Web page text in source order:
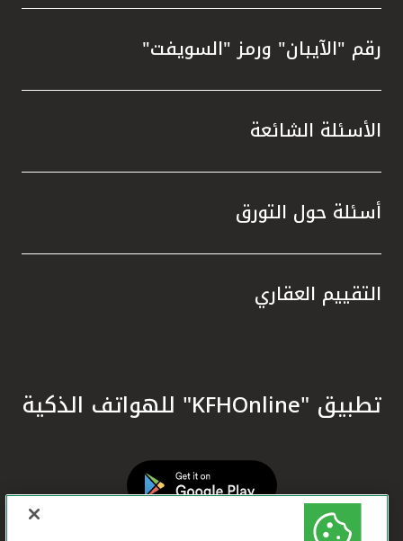
رقم "الآيبان" ورمز "السويفت"
الأسئلة الشائعة
أسئلة حول التورق
التقييم العقاري
تطبيق "KFHOnline" للهواتف الذكية